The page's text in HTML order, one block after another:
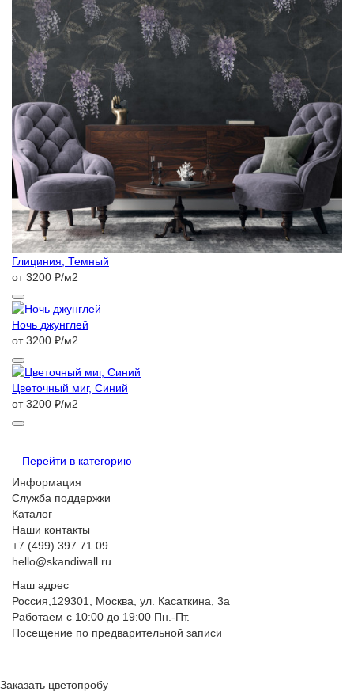
Глициния, Темный
от 3200 ₽/м2
Ночь джунглей
от 3200 ₽/м2
Цветочный миг, Синий
от 3200 ₽/м2
Перейти в категорию
Информация
Служба поддержки
Каталог
Наши контакты
+7 (499) 397 71 09
hello@skandiwall.ru
Наш адрес
Россия,129301, Москва, ул. Касаткина, 3а
Работаем с 10:00 до 19:00 Пн.-Пт.
Посещение по предварительной записи
Заказать цветопробу